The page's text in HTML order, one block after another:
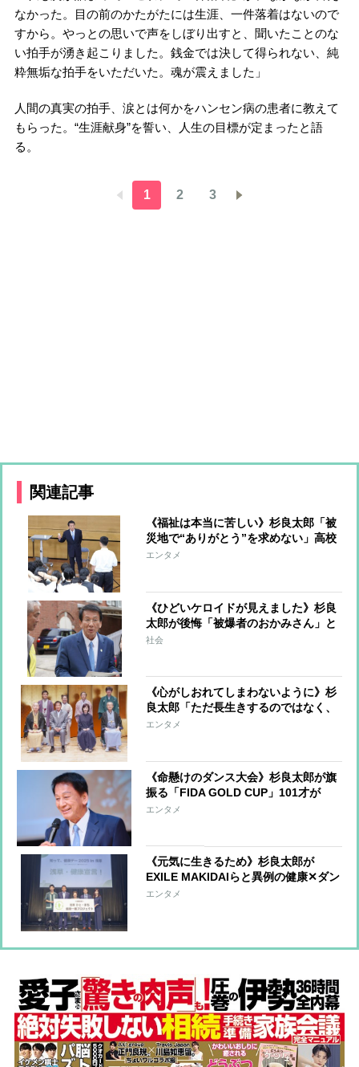
なかった。目の前のかたがたには生涯、一件落着はないので
すから。やっとの思いで声をしぼり出すと、聞いたことのな
い拍手が湧き起こりました。銭金では決して得られない、純
粋無垢な拍手をいただいた。魂が震えました」
人間の真実の拍手、涙とは何かをハンセン病の患者に教えて
もらった。“生涯献身”を誓い、人生の目標が定まったと語
る。
1 2 3
関連記事
《福祉は本当に苦しい》杉良太郎「被
災地で“ありがとう”を求めない」高校
生に伝えた「人間を知ること」の意味
エンタメ
《ひどいケロイドが見えました》杉良
太郎が後悔「被爆者のおかみさん」と
の対話、そして長崎で誓った「平和の
社会
《心がしおれてしまわないように》杉
良太郎「ただ長生きするのではなく、
健康で長生きを」第五回杉友寄席で語
エンタメ
《命懸けのダンス大会》杉良太郎が旗
振る「FIDA GOLD CUP」101才が
『Choo Choo TRAIN』踊る“ゼニカネ
エンタメ
《元気に生きるため》杉良太郎が
EXILE MAKIDAIらと異例の健康✕ダン
スイベント開催「100才のダンスを観
エンタメ